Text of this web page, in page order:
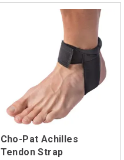
Cho-Pat Achilles
Tendon Strap